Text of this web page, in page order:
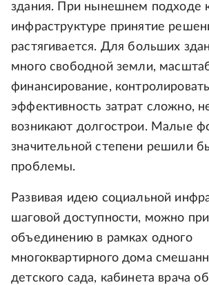
здания. При нынешнем подходе
инфраструктуре принятие
растягивается. Для больших
много свободной земли,
финансирование, контролировать
эффективность затрат сложно,
возникают долгострои. Малые
значительной степени решили
проблемы.
Развивая идею социальной
шаговой доступности, можно
объединению в рамках одного
многоквартирного дома
детского сада, кабинета врача